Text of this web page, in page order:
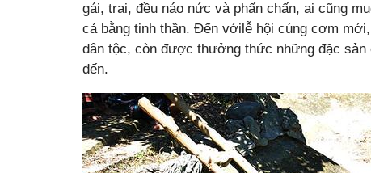
gái, trai, đều náo nức và phấn chấn, ai cũng
cả bằng tinh thần. Đến vớilễ hội cúng cơm
dân tộc, còn được thưởng thức những đặc
đến.